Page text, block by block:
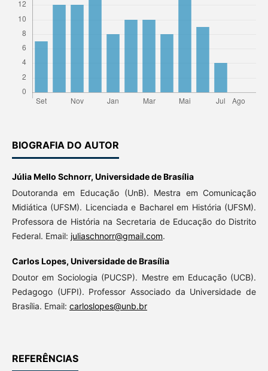
BIOGRAFIA DO AUTOR
Júlia Mello Schnorr, Universidade de Brasília
Doutoranda em Educação (UnB). Mestra em Comunicação
Midiática (UFSM). Licenciada e Bacharel em História (UFSM).
Professora de História na Secretaria de Educação do Distrito
Federal. Email: juliaschnorr@gmail.com.
Carlos Lopes, Universidade de Brasília
Doutor em Sociologia (PUCSP). Mestre em Educação (UCB).
Pedagogo (UFPI). Professor Associado da Universidade de
Brasília. Email: carloslopes@unb.br
REFERÊNCIAS